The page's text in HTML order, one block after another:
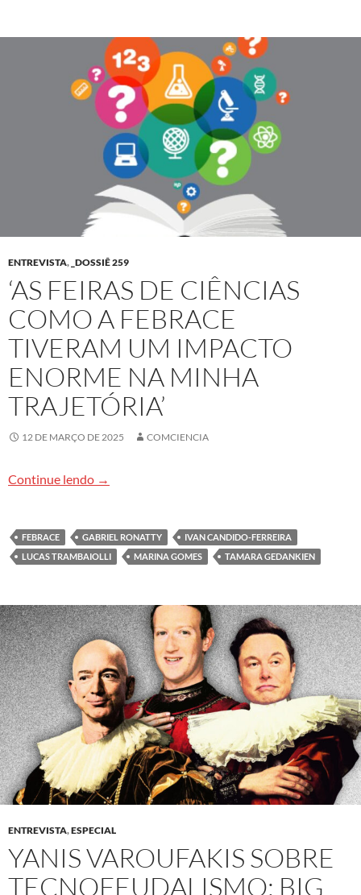
ENTREVISTA, _DOSSIÊ 259
‘AS FEIRAS DE CIÊNCIAS
COMO A FEBRACE
TIVERAM UM IMPACTO
ENORME NA MINHA
TRAJETÓRIA’
12 DE MARÇO DE 2025 COMCIENCIA
Continue lendo ‘As feiras de ciências como a Febrace tiveram
→
FEBRACE GABRIEL RONATTY
IVAN CANDIDO-FERREIRA
LUCAS TRAMBAIOLLI
MARINA GOMES TAMARA GEDANKIEN
ENTREVISTA,ESPECIAL
YANIS VAROUFAKIS SOBRE
TECNOFEUDALISMO: BIG